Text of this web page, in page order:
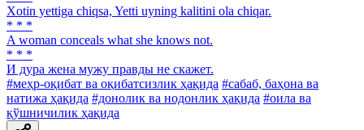
Xotin yettiga chiqsa, Yetti uyning kalitini ola chiqar.
* * *
A woman conceals what she knows not.
* * *
И дура жена мужу правды не скажет.
#меҳр-оқибат ва оқибатсизлик ҳақида #сабаб, баҳона ва
натижа ҳақида #донолик ва нодонлик ҳақида #оила ва
қўшничилик ҳақида